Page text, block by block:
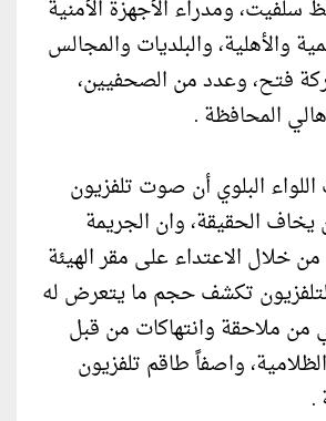
سلفيت، ومدراء الأجهزة الأمنية
والأهلية، والبلديات والمجالس
فتح، وعدد من الصحفيين،
المحافظة .
البلوي أن صوت تلفزيون
الحقيقة، وان الجريمة
خلال الاعتداء على مقر الهيئة
تكشف حجم ما يتعرض له
من ملاحقة وانتهاكات من قبل
واصفاً طاقم تلفزيون
.